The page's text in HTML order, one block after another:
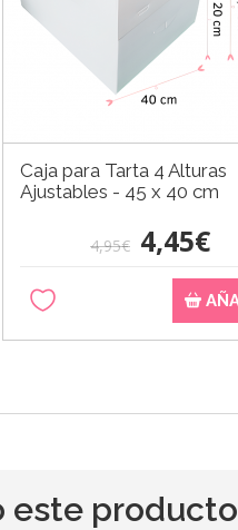
Caja para Tarta 4 Alturas
Ajustables - 45 x 40 cm
4,95€ 4,45€
este